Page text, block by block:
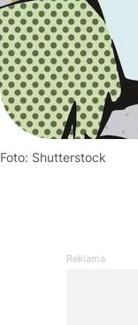
Foto: Shutterstock